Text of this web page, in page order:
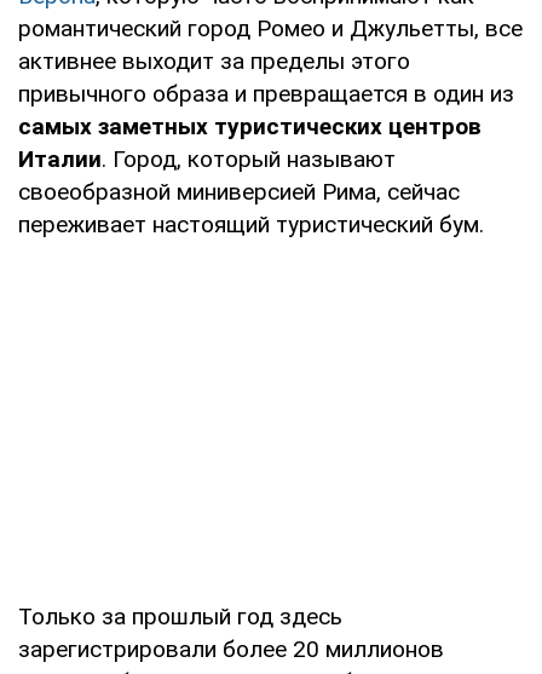
романтический город Ромео и Джульетты, все
активнее выходит за пределы этого
привычного образа и превращается в один из
самых заметных туристических центров
Италии. Город, который называют
своеобразной миниверсией Рима, сейчас
переживает настоящий туристический бум.
Только за прошлый год здесь
зарегистрировали более 20 миллионов